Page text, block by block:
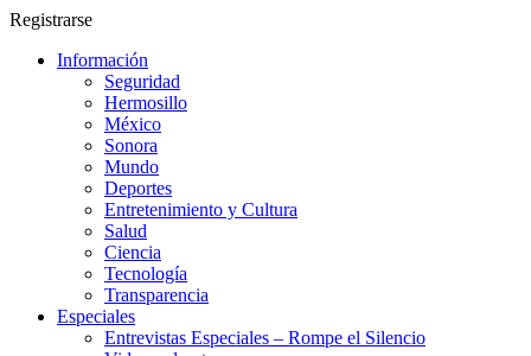
Registrarse
Información
Seguridad
Hermosillo
México
Sonora
Mundo
Deportes
Entretenimiento y Cultura
Salud
Ciencia
Tecnología
Transparencia
Especiales
Entrevistas Especiales – Rompe el Silencio